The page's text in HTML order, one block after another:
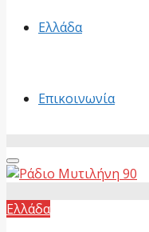
Ελλάδα
Επικοινωνία
Primary
Menu
Ελλάδα